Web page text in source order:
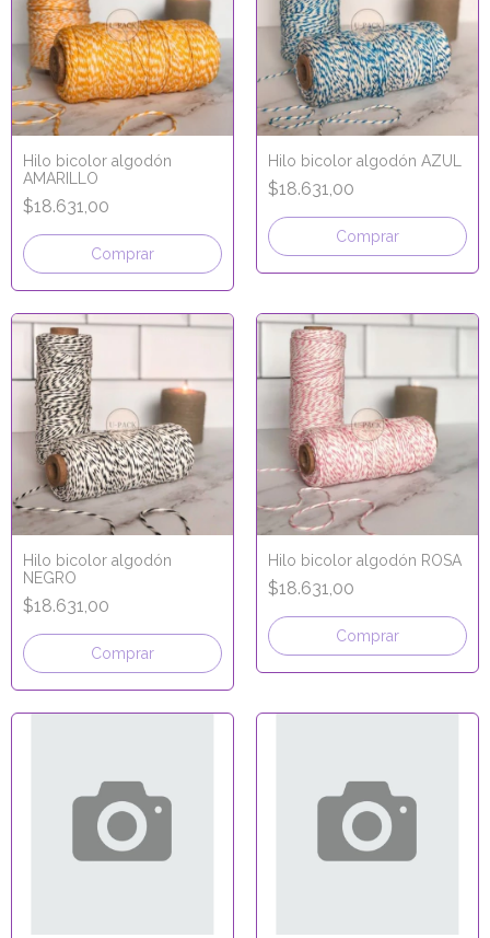
Hilo bicolor algodón
AMARILLO
$18.631,00
Hilo bicolor algodón AZUL
$18.631,00
Hilo bicolor algodón
NEGRO
$18.631,00
Hilo bicolor algodón ROSA
$18.631,00